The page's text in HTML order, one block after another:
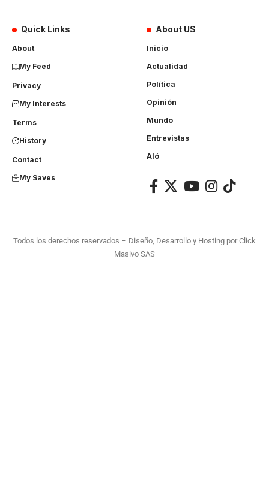
Quick Links
About
My Feed
Privacy
My Interests
Terms
History
Contact
My Saves
About US
Inicio
Actualidad
Política
Opinión
Mundo
Entrevistas
Aló
Todos los derechos reservados – Diseño, Desarrollo y Hosting porClick
Masivo SAS